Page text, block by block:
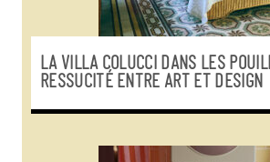
LA VILLA COLUCCI DANS LES
RESSUCITÉ ENTRE ART ET DESIGN